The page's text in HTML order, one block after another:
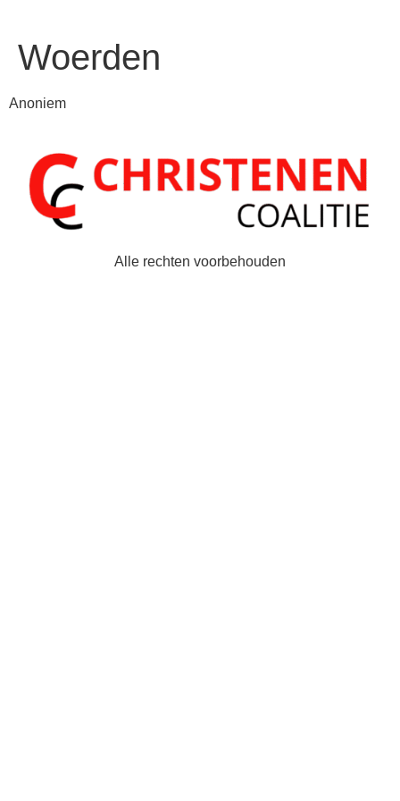
Woerden
Anoniem
Alle rechten voorbehouden